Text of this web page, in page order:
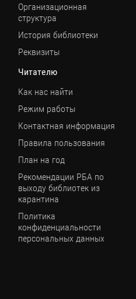
Организационная
структура
История библиотеки
Реквизиты
Читателю
Как нас найти
Режим работы
Контактная информация
Правила пользования
План на год
Рекомендации РБА по
выходу библиотек из
карантина
Политика
конфиденциальности
персональных данных